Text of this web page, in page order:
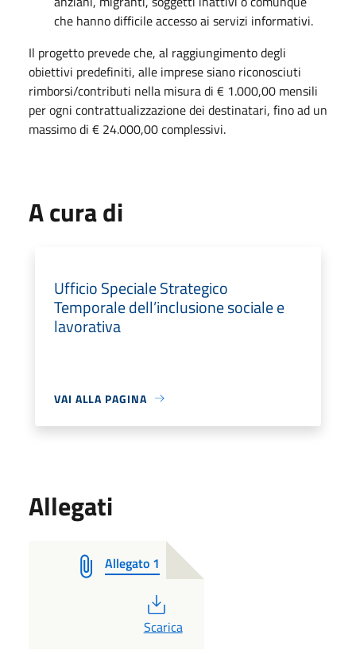
che hanno difficile accesso ai servizi informativi.
Il progetto prevede che, al raggiungimento degli
obiettivi predefiniti, alle imprese siano riconosciuti
rimborsi/contributi nella misura di € 1.000,00 mensili
per ogni contrattualizzazione dei destinatari, fino ad un
massimo di € 24.000,00 complessivi.
A cura di
Ufficio Speciale Strategico
Temporale dell’inclusione sociale e
lavorativa
VAI ALLA PAGINA
Allegati
Allegato 1
PDF
Scarica